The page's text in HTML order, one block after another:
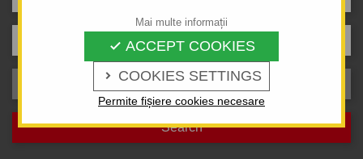
 COOKIES SETTINGS
 ACCEPT COOKIES
Permite fișiere cookies necesare
Mai multe informații
An de producție